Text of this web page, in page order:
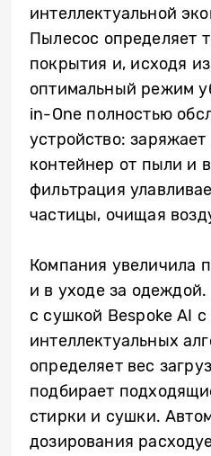
интеллектуальной
Пылесос определяет
покрытия и, исходя
оптимальный режим
in-One полностью
устройство:
контейнер от пыли и
фильтрация
частицы, очищая
Компания увеличила
и в уходе за
с сушкой Bespoke AI
интеллектуальных
определяет вес
подбирает
стирки и сушки.
дозирования